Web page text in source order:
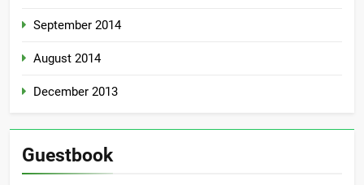
September 2014
August 2014
December 2013
Guestbook